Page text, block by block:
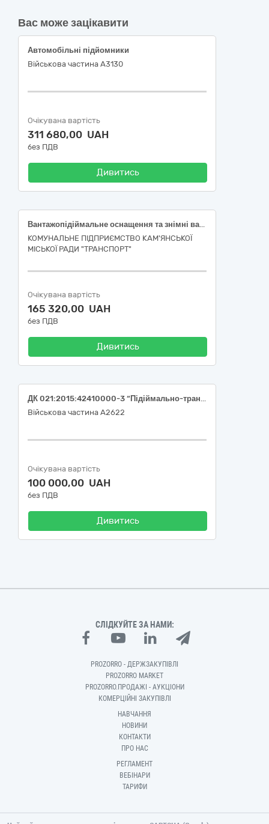
Вас може зацікавити
Автомобільні підйомники
Військова частина А3130
Очікувана вартість
311 680,00 UAH
без ПДВ
Дивитись
Вантажопідіймальне оснащення та знімні вантажозахоплювальні пристрої (траверса, стропи, скоби) (за ДК 021:2015 код 42410000-3 — Підіймально-транспортувальне обладнання )
КОМУНАЛЬНЕ ПІДПРИЄМСТВО КАМ'ЯНСЬКОЇ
МІСЬКОЇ РАДИ "ТРАНСПОРТ"
Очікувана вартість
165 320,00 UAH
без ПДВ
Дивитись
ДК 021:2015:42410000-3 “Підіймально-транспортувальне обладнання” Автомобільний підйомник 2-х стійковий 3,5 т (TLT-235SB-220)
Військова частина А2622
Очікувана вартість
100 000,00 UAH
без ПДВ
Дивитись
СЛІДКУЙТЕ ЗА НАМИ:
PROZORRO - ДЕРЖЗАКУПІВЛІ
PROZORRO MARKET
PROZORRO.ПРОДАЖІ - АУКЦІОНИ
КОМЕРЦІЙНІ ЗАКУПІВЛІ
НАВЧАННЯ
НОВИНИ
КОНТАКТИ
ПРО НАС
РЕГЛАМЕНТ
ВЕБІНАРИ
ТАРИФИ